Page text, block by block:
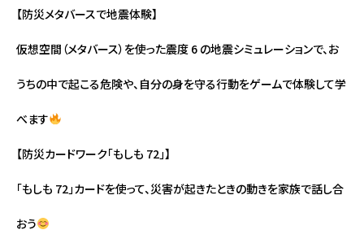
【防災メタバースで地震体験】
仮想空間（メタバース）を使った震度 6 の地震シミュレーションで、お
うちの中で起こる危険や、自分の身を守る行動をゲームで体験して学
べます
【防災カードワーク「もしも 72」】
「もしも 72」カードを使って、災害が起きたときの動きを家族で話し合
おう